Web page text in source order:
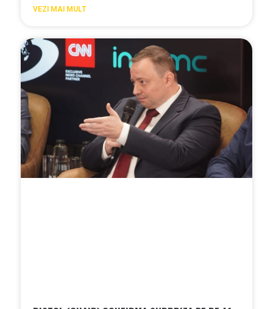
VEZI MAI MULT